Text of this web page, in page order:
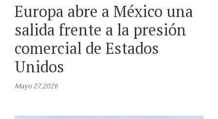
Europa abre a México una
salida frente a la presión
comercial de Estados
Unidos
Mayo 27,2026